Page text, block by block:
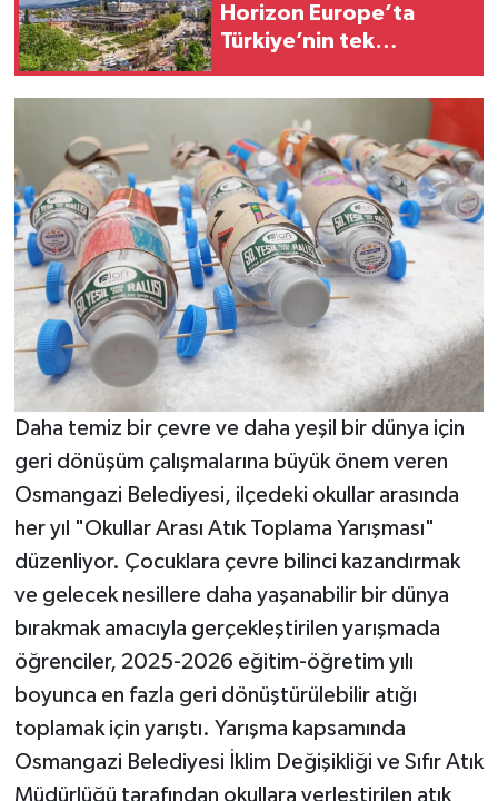
Horizon Europe’ta
Türkiye’nin tek
Daha temiz bir çevre ve daha yeşil bir dünya için
geri dönüşüm çalışmalarına büyük önem veren
Osmangazi Belediyesi, ilçedeki okullar arasında
her yıl "Okullar Arası Atık Toplama Yarışması"
düzenliyor. Çocuklara çevre bilinci kazandırmak
ve gelecek nesillere daha yaşanabilir bir dünya
bırakmak amacıyla gerçekleştirilen yarışmada
öğrenciler, 2025-2026 eğitim-öğretim yılı
boyunca en fazla geri dönüştürülebilir atığı
toplamak için yarıştı. Yarışma kapsamında
Osmangazi Belediyesi İklim Değişikliği ve Sıfır Atık
Müdürlüğü tarafından okullara yerleştirilen atık